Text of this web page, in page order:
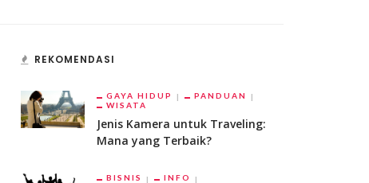
REKOMENDASI
GAYA HIDUP
PANDUAN
WISATA
Jenis Kamera untuk Traveling:
Mana yang Terbaik?
BISNIS
INFO